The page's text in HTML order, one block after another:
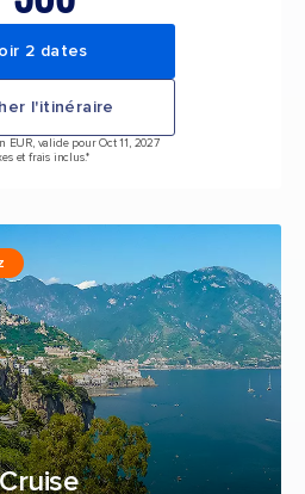
2 dates
l'itinéraire
EUR, valide pour Oct 11, 2027
et frais inclus.*